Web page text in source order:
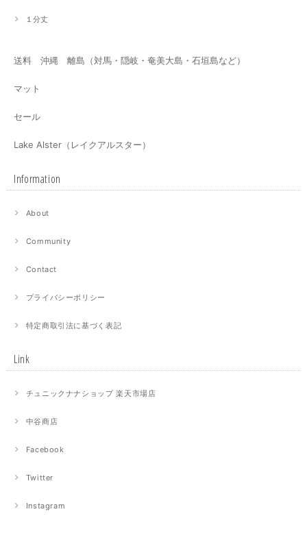
１分丈
送料 沖縄 離島（対馬・隠岐・奄美大島・石垣島など）
マット
セール
Lake Alster（レイクアルスター）
Information
About
Community
Contact
プライバシーポリシー
特定商取引法に基づく表記
Link
チュニックナナショップ 楽天市場店
中谷商店
Facebook
Twitter
Instagram